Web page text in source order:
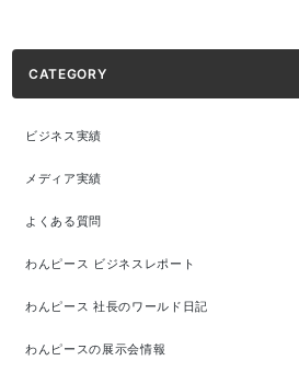
CATEGORY
ビジネス実績
メディア実績
よくある質問
わんピース ビジネスレポート
わんピース 社長のワールド日記
わんピースの展示会情報